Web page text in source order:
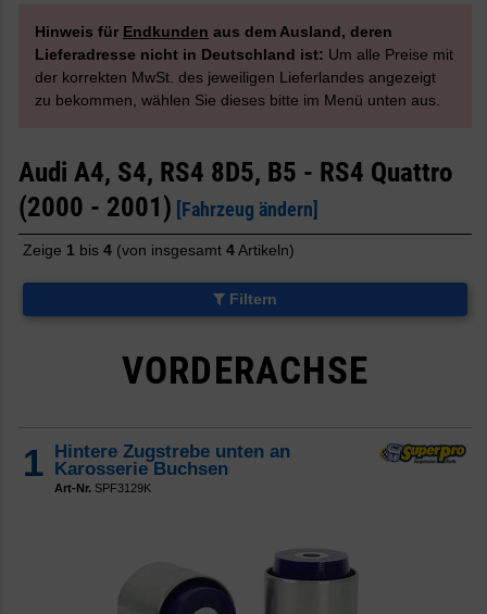
Hinweis für Endkunden aus dem Ausland, deren
Lieferadresse nicht in Deutschland ist: Um alle Preise mit
der korrekten MwSt. des jeweiligen Lieferlandes angezeigt
zu bekommen, wählen Sie dieses bitte im Menü unten aus.
Audi A4, S4, RS4 8D5, B5 - RS4 Quattro
(2000 - 2001)
[Fahrzeug ändern]
Zeige 1 bis 4 (von insgesamt 4Artikeln)
Filtern
VORDERACHSE
1 Hintere Zugstrebe unten an
Karosserie Buchsen
Art-Nr. SPF3129K